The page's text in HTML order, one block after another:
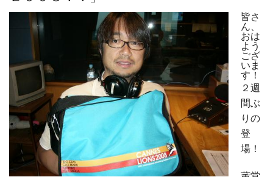
皆さ
ん、
おは
よう
ござ
いま
す！
２週
間ぶ
りの
登
場！